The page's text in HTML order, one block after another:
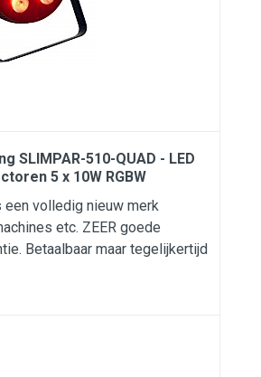
SLIMPAR-510-QUAD - LED
5 x 10W RGBW
een volledig nieuw merk
etc. ZEER goede
Betaalbaar maar tegelijkertijd